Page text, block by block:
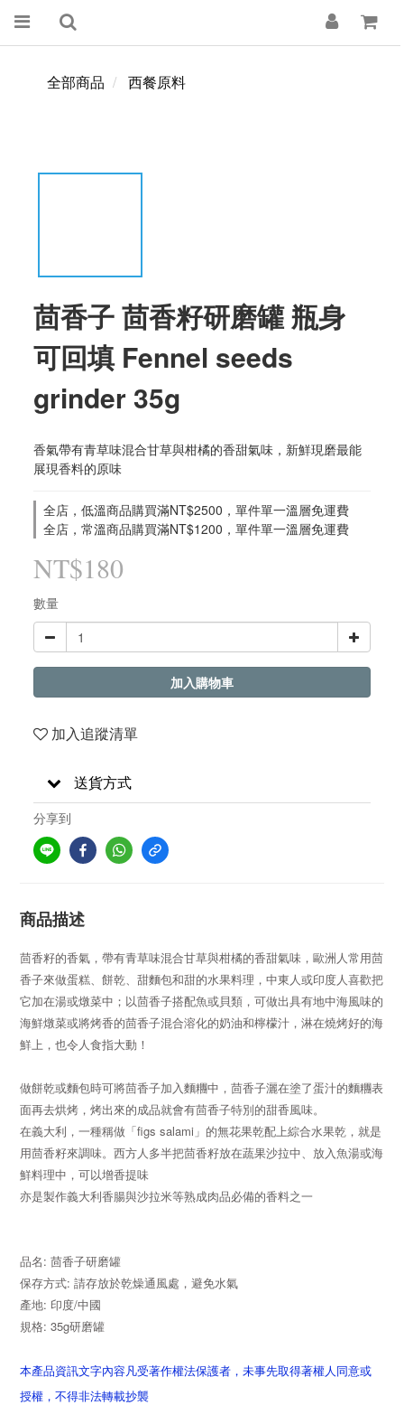
全部商品 西餐原料
茴香子 茴香籽研磨罐 瓶身
可回填 Fennel seeds
grinder 35g
香氣帶有青草味混合甘草與柑橘的香甜氣味，新鮮現磨最能
展現香料的原味
全店，低溫商品購買滿NT$2500，單件單一溫層免運費
全店，常溫商品購買滿NT$1200，單件單一溫層免運費
NT$180
數量
加入購物車
加入追蹤清單
送貨方式
分享到
商品描述
茴香籽的香氣，帶有青草味混合甘草與柑橘的香甜氣味，歐洲人常用茴
香子來做蛋糕、餅乾、甜麵包和甜的水果料理，中東人或印度人喜歡把
它加在湯或燉菜中；以茴香子搭配魚或貝類，可做出具有地中海風味的
海鮮燉菜或將烤香的茴香子混合溶化的奶油和檸檬汁，淋在燒烤好的海
鮮上，也令人食指大動！
做餅乾或麵包時可將茴香子加入麵糰中，茴香子灑在塗了蛋汁的麵糰表
面再去烘烤，烤出來的成品就會有茴香子特別的甜香風味。
在義大利，一種稱做「figs salami」的無花果乾配上綜合水果乾，就是
用茴香籽來調味。西方人多半把茴香籽放在蔬果沙拉中、放入魚湯或海
鮮料理中，可以增香提味
亦是製作義大利香腸與沙拉米等熟成肉品必備的香料之一
品名: 茴香子研磨罐
保存方式: 請存放於乾燥通風處，避免水氣
產地: 印度/中國
規格: 35g研磨罐
本產品資訊文字內容凡受著作權法保護者，未事先取得著權人同意或
授權，不得非法轉載抄襲